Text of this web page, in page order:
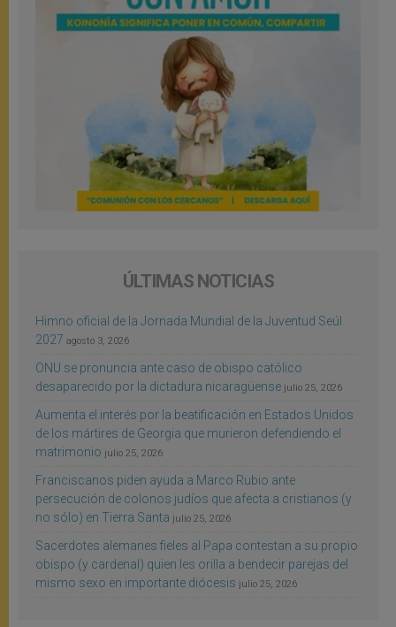
ÚLTIMAS NOTICIAS
Himno oficial de la Jornada Mundial de la Juventud Seúl
2027 agosto 3, 2026
ONU se pronuncia ante caso de obispo católico
desaparecido por la dictadura nicaragüense julio 25, 2026
Aumenta el interés por la beatificación en Estados Unidos
de los mártires de Georgia que murieron defendiendo el
matrimonio julio 25, 2026
Franciscanos piden ayuda a Marco Rubio ante
persecución de colonos judíos que afecta a cristianos (y
no sólo) en Tierra Santa julio 25, 2026
Sacerdotes alemanes fieles al Papa contestan a su propio
obispo (y cardenal) quien les orilla a bendecir parejas del
mismo sexo en importante diócesis julio 25, 2026